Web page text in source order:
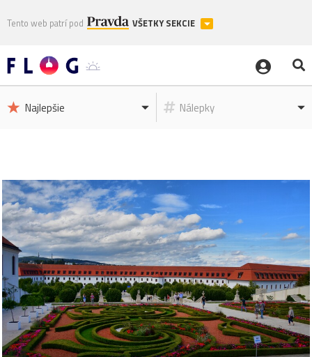
Tento web patrí pod VŠETKY SEKCIE
Najlepšie Nálepky